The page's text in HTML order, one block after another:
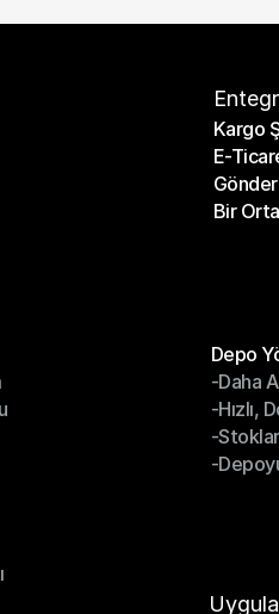
Kargo
Kargo
E-
E-
Bir
Depo
Depo
-Daha
-Daha
-Hızlı,
-Hızlı,
-
-
-